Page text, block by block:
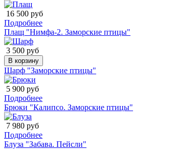
16 500 руб
Подробнее
Плащ "Нимфа-2. Заморские птицы"
3 500 руб
В корзину
Шарф "Заморские птицы"
5 900 руб
Подробнее
Брюки "Калипсо. Заморские птицы"
7 980 руб
Подробнее
Блуза "Забава. Пейсли"